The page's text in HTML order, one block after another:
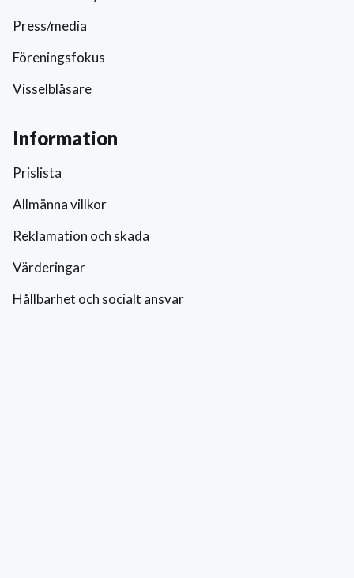
Press/media
Föreningsfokus
Visselblåsare
Information
Prislista
Allmänna villkor
Reklamation och skada
Värderingar
Hållbarhet och socialt ansvar